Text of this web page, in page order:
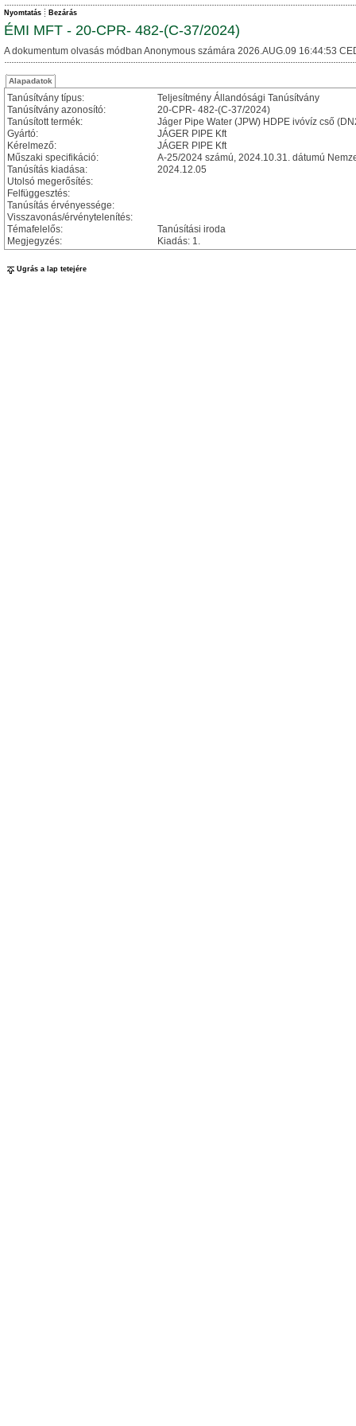
Nyomtatás Bezárás
ÉMI MFT - 20-CPR- 482-(C-37/2024)
A dokumentum olvasás módban Anonymous számára 2026.AUG.09 16:44:53
Alapadatok
Tanúsítvány típus:
Teljesítmény Állandósági Tanúsítvány
Tanúsítvány azonosító:
20-CPR- 482-(C-37/2024)
Tanúsított termék:
Jáger Pipe Water (JPW) HDPE ivóvíz cső
Gyártó:
JÁGER PIPE Kft
Kérelmező:
JÁGER PIPE Kft
Műszaki specifikáció:
A-25/2024 számú, 2024.10.31. dátumú
Tanúsítás kiadása:
2024.12.05
Utolsó megerősítés:
Felfüggesztés:
Tanúsítás érvényessége:
Visszavonás/érvénytelenítés:
Témafelelős:
Tanúsítási iroda
Megjegyzés:
Kiadás: 1.
Ugrás a lap tetejére